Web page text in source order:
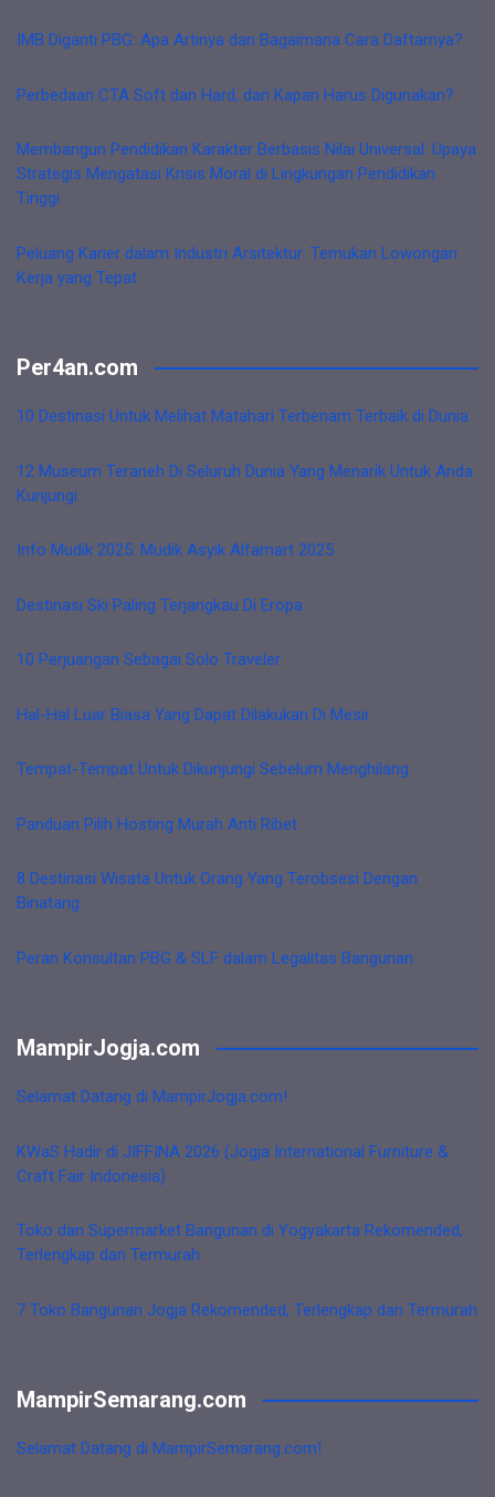
IMB Diganti PBG: Apa Artinya dan Bagaimana Cara Daftarnya?
Perbedaan CTA Soft dan Hard, dan Kapan Harus Digunakan?
Membangun Pendidikan Karakter Berbasis Nilai Universal: Upaya
Strategis Mengatasi Krisis Moral di Lingkungan Pendidikan
Tinggi
Peluang Karier dalam Industri Arsitektur: Temukan Lowongan
Kerja yang Tepat
Per4an.com
10 Destinasi Untuk Melihat Matahari Terbenam Terbaik di Dunia
12 Museum Teraneh Di Seluruh Dunia Yang Menarik Untuk Anda
Kunjungi
Info Mudik 2025: Mudik Asyik Alfamart 2025
Destinasi Ski Paling Terjangkau Di Eropa
10 Perjuangan Sebagai Solo Traveler
Hal-Hal Luar Biasa Yang Dapat Dilakukan Di Mesir
Tempat-Tempat Untuk Dikunjungi Sebelum Menghilang
Panduan Pilih Hosting Murah Anti Ribet
8 Destinasi Wisata Untuk Orang Yang Terobsesi Dengan
Binatang
Peran Konsultan PBG & SLF dalam Legalitas Bangunan
MampirJogja.com
Selamat Datang di MampirJogja.com!
KWaS Hadir di JIFFINA 2026 (Jogja International Furniture &
Craft Fair Indonesia)
Toko dan Supermarket Bangunan di Yogyakarta Rekomended,
Terlengkap dan Termurah
7 Toko Bangunan Jogja Rekomended, Terlengkap dan Termurah
MampirSemarang.com
Selamat Datang di MampirSemarang.com!